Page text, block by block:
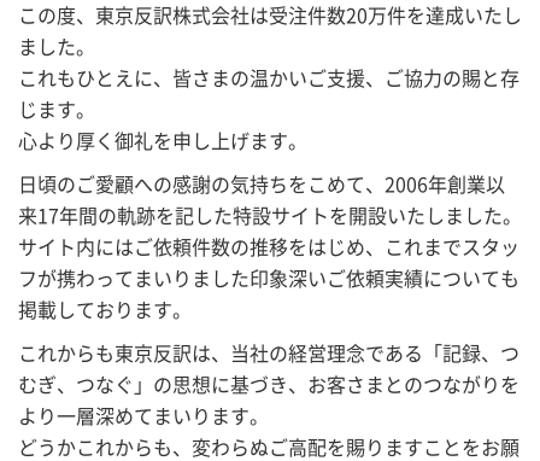
この度、東京反訳株式会社は受注件数20万件を達成いたし
ました。
これもひとえに、皆さまの温かいご支援、ご協力の賜と存
じます。
心より厚く御礼を申し上げます。
日頃のご愛顧への感謝の気持ちをこめて、2006年創業以
来17年間の軌跡を記した特設サイトを開設いたしました。
サイト内にはご依頼件数の推移をはじめ、これまでスタッ
フが携わってまいりました印象深いご依頼実績についても
掲載しております。
これからも東京反訳は、当社の経営理念である「記録、つ
むぎ、つなぐ」の思想に基づき、お客さまとのつながりを
より一層深めてまいります。
どうかこれからも、変わらぬご高配を賜りますことをお願